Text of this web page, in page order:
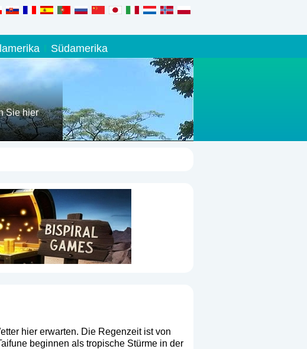
Südamerika
Sie hier
hier erwarten. Die Regenzeit ist von
beginnen als tropische Stürme in der